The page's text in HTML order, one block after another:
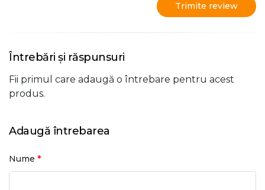
Trimite review
Întrebări și răspunsuri
Fii primul care adaugă o întrebare pentru acest
produs.
Adaugă întrebarea
Nume *